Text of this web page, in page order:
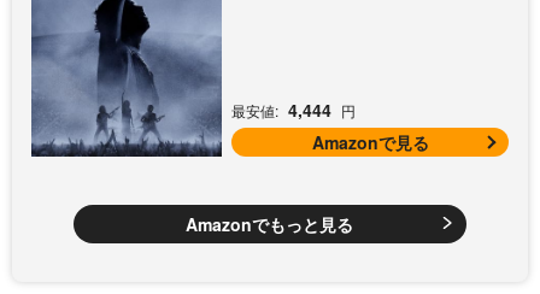
最安値: 4,444 円
Amazonで見る
Amazonでもっと見る